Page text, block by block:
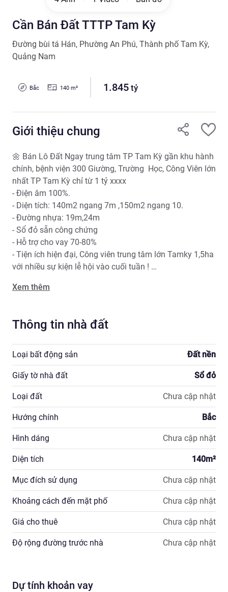
Cần Bán Đất TTTP Tam Kỳ
Đường bùi tá Hán, Phường An Phú, Thành phố Tam Kỳ,
Quảng Nam
Bắc 140 m² 1.845 tỷ
Giới thiệu chung
🌼 Bán Lô Đất Ngay trung tâm TP Tam Kỳ gần khu hành
chính, bệnh viện 300 Giường, Trường  Học, Công Viên lớn
nhất TP Tam Kỳ chỉ từ 1 tỷ xxxx
- Điện âm 100%.
- Diện tích: 140m2 ngang 7m ,150m2 ngang 10.
- Đường nhựa: 19m,24m
- Sổ đỏ sẵn công chứng
- Hỗ trợ cho vay 70-80%
- Tiện ích hiện đại, Công viên trung tâm lớn Tamky 1,5ha
với nhiều sự kiện lễ hội vào cuối tuần !
bộ nhà nước
Xem thêm
Thông tin nhà đất
Loại bất động sản Đất nền
Giấy tờ nhà đất Sổ đỏ
Loại đất Chưa cập nhật
Hướng chính Bắc
Hình dáng Chưa cập nhật
Diện tích 140m²
Mục đích sử dụng Chưa cập nhật
Khoảng cách đến mặt phố Chưa cập nhật
Giá cho thuê Chưa cập nhật
Độ rộng đường trước nhà Chưa cập nhật
Dự tính khoản vay